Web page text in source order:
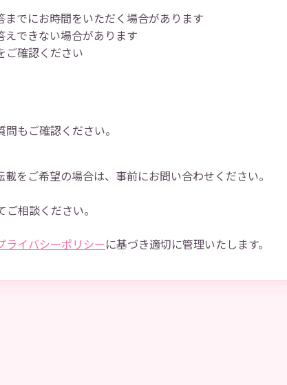
でにお時間をいただく場合があります
できない場合があります
ご確認ください
もご確認ください。
をご希望の場合は、事前にお問い合わせください。
相談ください。
ライバシーポリシーに基づき適切に管理いたします。